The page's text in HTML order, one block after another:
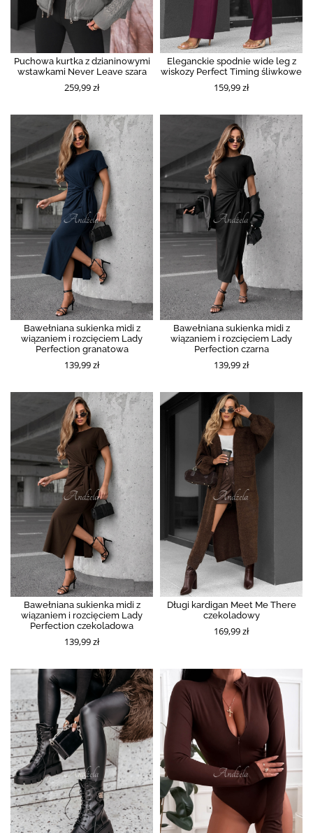
Puchowa kurtka z dzianinowymi
wstawkami Never Leave szara
259,99 zł
Eleganckie spodnie wide leg z
wiskozy Perfect Timing śliwkowe
159,99 zł
Bawełniana sukienka midi z
wiązaniem i rozcięciem Lady
Perfection granatowa
139,99 zł
Bawełniana sukienka midi z
wiązaniem i rozcięciem Lady
Perfection czarna
139,99 zł
Bawełniana sukienka midi z
wiązaniem i rozcięciem Lady
Perfection czekoladowa
139,99 zł
Długi kardigan Meet Me There
czekoladowy
169,99 zł